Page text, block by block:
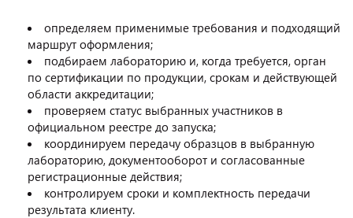
определяем применимые требования и подходящий
маршрут оформления;
подбираем лабораторию и, когда требуется, орган
по сертификации по продукции, срокам и действующей
области аккредитации;
проверяем статус выбранных участников в
официальном реестре до запуска;
координируем передачу образцов в выбранную
лабораторию, документооборот и согласованные
регистрационные действия;
контролируем сроки и комплектность передачи
результата клиенту.